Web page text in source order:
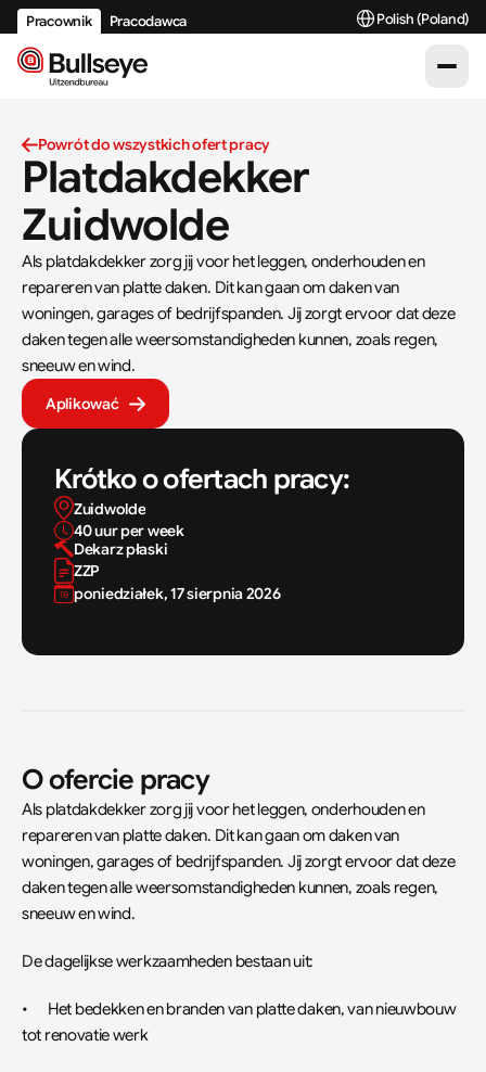
Powrót do wszystkich ofert pracy
Platdakdekker
Zuidwolde
Als platdakdekker zorg jij voor het leggen, onderhouden en
repareren van platte daken. Dit kan gaan om daken van
woningen, garages of bedrijfspanden. Jij zorgt ervoor dat deze
daken tegen alle weersomstandigheden kunnen, zoals regen,
sneeuw en wind.
Aplikować
Krótko o ofertach pracy:
Zuidwolde
40 uur per week
Dekarz płaski
ZZP
poniedziałek, 17 sierpnia 2026
O ofercie pracy
Als platdakdekker zorg jij voor het leggen, onderhouden en
repareren van platte daken. Dit kan gaan om daken van
woningen, garages of bedrijfspanden. Jij zorgt ervoor dat deze
daken tegen alle weersomstandigheden kunnen, zoals regen,
sneeuw en wind.
De dagelijkse werkzaamheden bestaan uit:
•	Het bedekken en branden van platte daken, van nieuwbouw
tot renovatie werk
Pracownik Pracodawca Select Language
Polish (Poland)